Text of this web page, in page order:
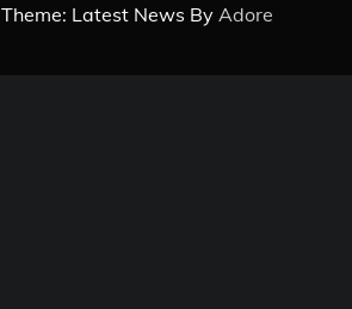
Theme: Latest News By Adore